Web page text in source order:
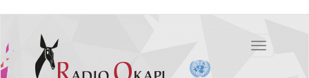
contenu
principal
Toggle